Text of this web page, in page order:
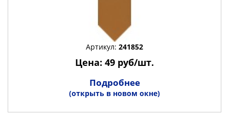
Артикул: 241852
Цена: 49 руб/шт.
Подробнее
(открыть в новом окне)